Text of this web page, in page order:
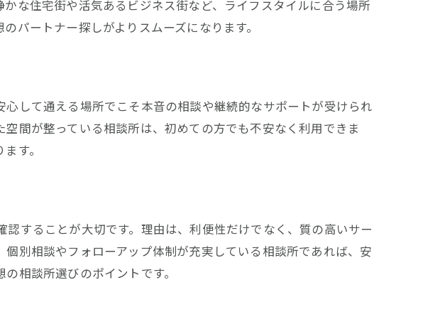
料金比較術
き費用項目
を把握する
に注目する
める利点とは
相談所の魅力
活成功の鍵
な住宅街や活気あるビジネス街など、ライフスタイルに合う場所
パートナー探しがよりスムーズになります。
して通える場所でこそ本音の相談や継続的なサポートが受けられ
間が整っている相談所は、初めての方でも不安なく利用できま
す。
することが大切です。理由は、利便性だけでなく、質の高いサー
別相談やフォローアップ体制が充実している相談所であれば、安
相談所選びのポイントです。
ら
ら